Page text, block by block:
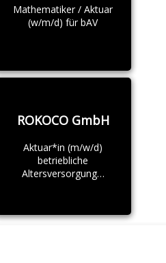
Mathematiker / Aktuar
(w/m/d) für bAV
ROKOCO GmbH
Aktuar*in (m/w/d)
betriebliche
Altersversorgung…